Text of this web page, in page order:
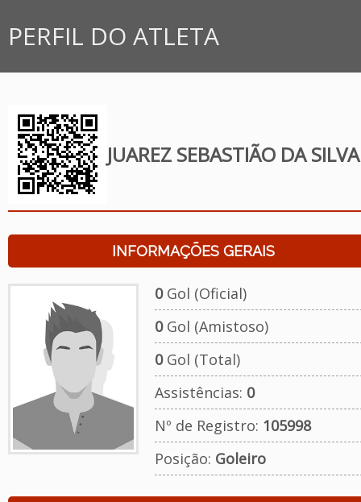
PERFIL DO ATLETA
JUAREZ SEBASTIÃO DA SILVA
INFORMAÇÕES GERAIS
0Gol (Oficial)
0Gol (Amistoso)
0Gol (Total)
Assistências: 0
Nº de Registro: 105998
Posição: Goleiro